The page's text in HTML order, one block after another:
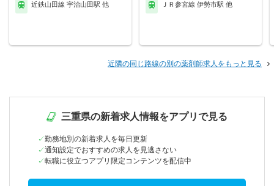
近鉄山田線 宇治山田駅 他 ＪＲ参宮線 伊勢市駅 他
近隣の同じ路線の別の薬剤師求人をもっと見る
三重県の新着求人情報をアプリで見る
勤務地別の新着求人を毎日更新
通知設定でおすすめの求人を見逃さない
転職に役立つアプリ限定コンテンツを配信中